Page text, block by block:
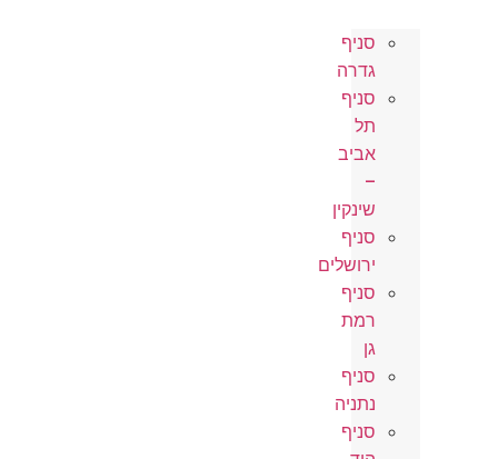
סניף
גדרה
סניף
אביב
שינקין
סניף
ירושלים
סניף
רמת
סניף
נתניה
סניף